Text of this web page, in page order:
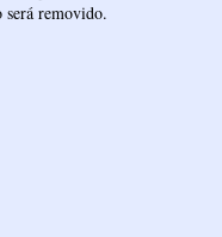
será removido.